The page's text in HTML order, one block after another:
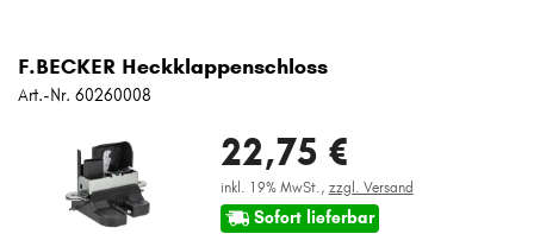
F.BECKER Heckklappenschloss
Art.-Nr. 60260008
22,75 €
inkl. 19% MwSt., zzgl. Versand
Sofort lieferbar